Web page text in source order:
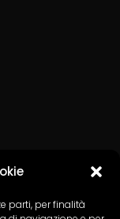
parti, per finalità